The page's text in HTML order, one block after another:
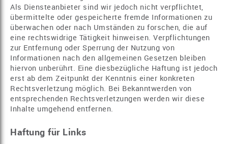
Als Diensteanbieter sind wir jedoch nicht verpflichtet,
übermittelte oder gespeicherte fremde Informationen zu
überwachen oder nach Umständen zu forschen, die auf
eine rechtswidrige Tätigkeit hinweisen. Verpflichtungen
zur Entfernung oder Sperrung der Nutzung von
Informationen nach den allgemeinen Gesetzen bleiben
hiervon unberührt. Eine diesbezügliche Haftung ist jedoch
erst ab dem Zeitpunkt der Kenntnis einer konkreten
Rechtsverletzung möglich. Bei Bekanntwerden von
entsprechenden Rechtsverletzungen werden wir diese
Inhalte umgehend entfernen.
Haftung für Links